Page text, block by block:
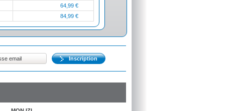
64,99 €
84,99 €
Inscription